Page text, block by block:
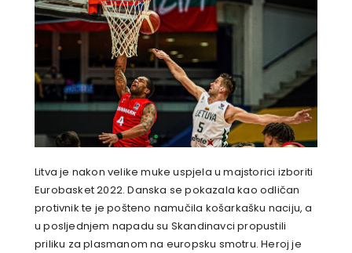
Litva je nakon velike muke uspjela u majstorici izboriti
Eurobasket 2022. Danska se pokazala kao odličan
protivnik te je pošteno namučila košarkašku naciju, a
u posljednjem napadu su Skandinavci propustili
priliku za plasmanom na europsku smotru. Heroj je